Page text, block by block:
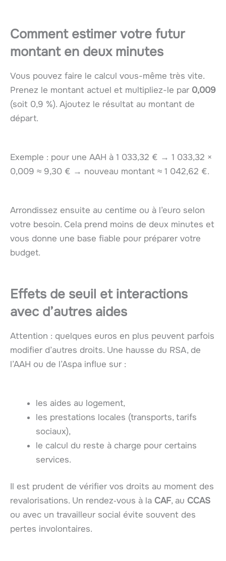
Comment estimer votre futur
montant en deux minutes
Vous pouvez faire le calcul vous-même très vite.
Prenez le montant actuel et multipliez-le par 0,009
(soit 0,9 %). Ajoutez le résultat au montant de
départ.
Exemple : pour une AAH à 1 033,32 € → 1 033,32 ×
0,009 ≈ 9,30 € → nouveau montant ≈ 1 042,62 €.
Arrondissez ensuite au centime ou à l’euro selon
votre besoin. Cela prend moins de deux minutes et
vous donne une base fiable pour préparer votre
budget.
Effets de seuil et interactions
avec d’autres aides
Attention : quelques euros en plus peuvent parfois
modifier d’autres droits. Une hausse du RSA, de
l’AAH ou de l’Aspa influe sur :
les aides au logement,
les prestations locales (transports, tarifs
sociaux),
le calcul du reste à charge pour certains
services.
Il est prudent de vérifier vos droits au moment des
revalorisations. Un rendez‑vous à la CAF, au CCAS
ou avec un travailleur social évite souvent des
pertes involontaires.